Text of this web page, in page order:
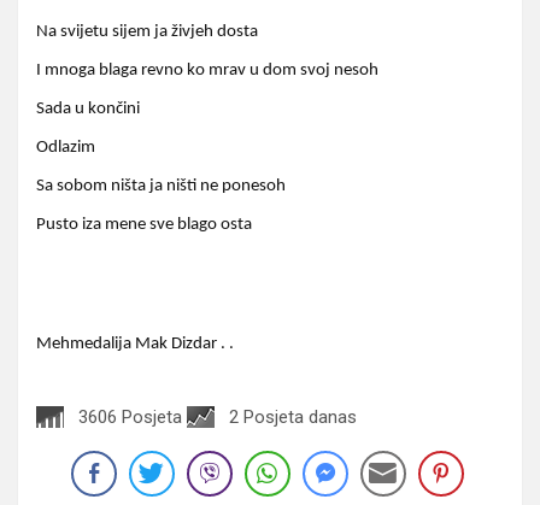
Na svijetu sijem ja živjeh dosta
I mnoga blaga revno ko mrav u dom svoj nesoh
Sada u končini
Odlazim
Sa sobom ništa ja ništi ne ponesoh
Pusto iza mene sve blago osta
Mehmedalija Mak Dizdar . .
3606 Posjeta 2 Posjeta danas